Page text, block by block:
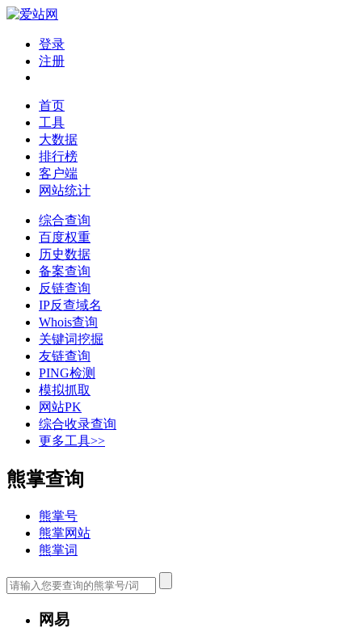
登录
注册
首页
工具
大数据
排行榜
客户端
网站统计
综合查询
百度权重
历史数据
备案查询
反链查询
IP反查域名
Whois查询
关键词挖掘
友链查询
PING检测
模拟抓取
网站PK
综合收录查询
更多工具>>
熊掌查询
熊掌号
熊掌网站
熊掌词
网易